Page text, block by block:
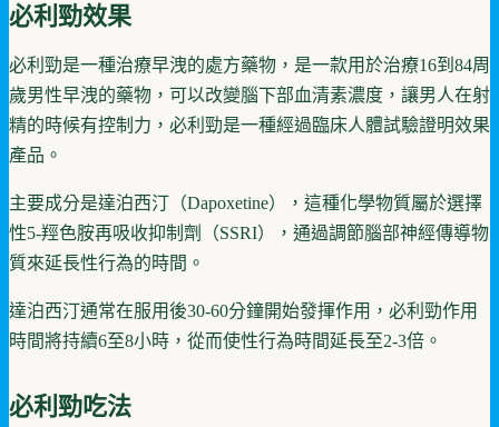
必利勁效果
必利勁是一種治療早洩的處方藥物，是一款用於治療16到84周
歲男性早洩的藥物，可以改變腦下部血清素濃度，讓男人在射
精的時候有控制力，必利勁是一種經過臨床人體試驗證明效果
產品。
主要成分是達泊西汀（Dapoxetine），這種化學物質屬於選擇
性5-羥色胺再吸收抑制劑（SSRI），通過調節腦部神經傳導物
質來延長性行為的時間。
達泊西汀通常在服用後30-60分鐘開始發揮作用，必利勁作用
時間將持續6至8小時，從而使性行為時間延長至2-3倍。
必利勁吃法